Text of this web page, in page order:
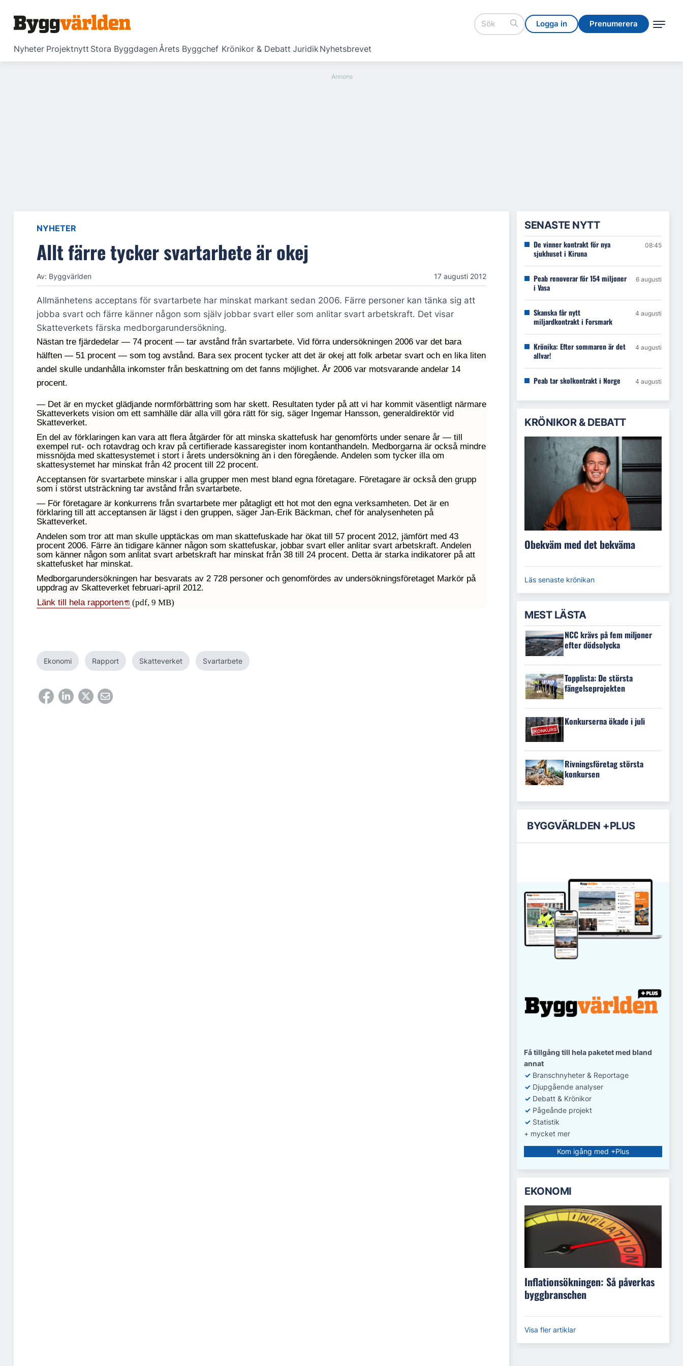
Logga in Prenumerera
Nyheter Projektnytt Stora ByggdagenÅrets Byggchef Krönikor & Debatt JuridikNyhetsbrevet
Logga in Prenumerera
NYHETER
Allt färre tycker svartarbete är okej
Av: Byggvärlden 17 augusti 2012
Allmänhetens acceptans för svartarbete har minskat markant sedan 2006. Färre personer kan tänka sig att
jobba svart och färre känner någon som själv jobbar svart eller som anlitar svart arbetskraft. Det visar
Skatteverkets färska medborgarundersökning.
Nästan tre fjärdedelar — 74 procent — tar avstånd från svartarbete. Vid förra undersökningen 2006 var det bara
hälften — 51 procent — som tog avstånd. Bara sex procent tycker att det är okej att folk arbetar svart och en lika liten
andel skulle undanhålla inkomster från beskattning om det fanns möjlighet. År 2006 var motsvarande andelar 14
procent.
— Det är en mycket glädjande normförbättring som har skett. Resultaten tyder på att vi har kommit väsentligt närmare
Skatteverkets vision om ett samhälle där alla vill göra rätt för sig, säger Ingemar Hansson, generaldirektör vid
Skatteverket.
En del av förklaringen kan vara att flera åtgärder för att minska skattefusk har genomförts under senare år — till
exempel rut- och rotavdrag och krav på certifierade kassaregister inom kontanthandeln. Medborgarna är också mindre
missnöjda med skattesystemet i stort i årets undersökning än i den föregående. Andelen som tycker illa om
skattesystemet har minskat från 42 procent till 22 procent.
Acceptansen för svartarbete minskar i alla grupper men mest bland egna företagare. Företagare är också den grupp
som i störst utsträckning tar avstånd från svartarbete.
— För företagare är konkurrens från svartarbete mer påtagligt ett hot mot den egna verksamheten. Det är en
förklaring till att acceptansen är lägst i den gruppen, säger Jan-Erik Bäckman, chef för analysenheten på
Skatteverket.
Andelen som tror att man skulle upptäckas om man skattefuskade har ökat till 57 procent 2012, jämfört med 43
procent 2006. Färre än tidigare känner någon som skattefuskar, jobbar svart eller anlitar svart arbetskraft. Andelen
som känner någon som anlitat svart arbetskraft har minskat från 38 till 24 procent. Detta är starka indikatorer på att
skattefusket har minskat.
Medborgarundersökningen har besvarats av 2 728 personer och genomfördes av undersökningsföretaget Markör på
uppdrag av Skatteverket februari-april 2012.
Länk till hela rapporten
(pdf, 9 MB)
Ekonomi Rapport Skatteverket Svartarbete
SENASTE NYTT
De vinner kontrakt för nya
sjukhuset i Kiruna
08:45
Peab renoverar för 154 miljoner
i Vasa
6 augusti
Skanska får nytt
miljardkontrakt i Forsmark
4 augusti
Krönika: Efter sommaren är det
allvar!
4 augusti
Peab tar skolkontrakt i Norge 4 augusti
KRÖNIKOR & DEBATT
Obekväm med det bekväma
Läs senaste krönikan
MEST LÄSTA
NCC krävs på fem miljoner
efter dödsolycka
Topplista: De största
fängelseprojekten
Konkurserna ökade i juli
Rivningsföretag största
konkursen
BYGGVÄRLDEN +PLUS
Få tillgång till hela paketet med bland
annat
✓ Branschnyheter & Reportage
✓ Djupgående analyser
✓ Debatt & Krönikor
✓ Pågeånde projekt
✓ Statistik
+ mycket mer
Kom igång med +Plus
EKONOMI
Inflationsökningen: Så påverkas
byggbranschen
Visa fler artiklar